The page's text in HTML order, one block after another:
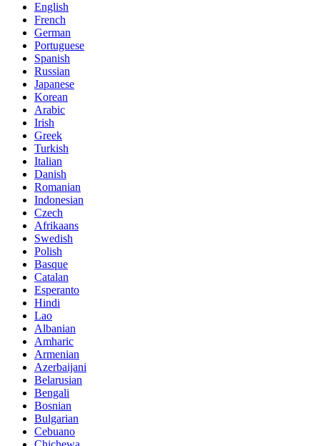
English
French
German
Portuguese
Spanish
Russian
Japanese
Korean
Arabic
Irish
Greek
Turkish
Italian
Danish
Romanian
Indonesian
Czech
Afrikaans
Swedish
Polish
Basque
Catalan
Esperanto
Hindi
Lao
Albanian
Amharic
Armenian
Azerbaijani
Belarusian
Bengali
Bosnian
Bulgarian
Cebuano